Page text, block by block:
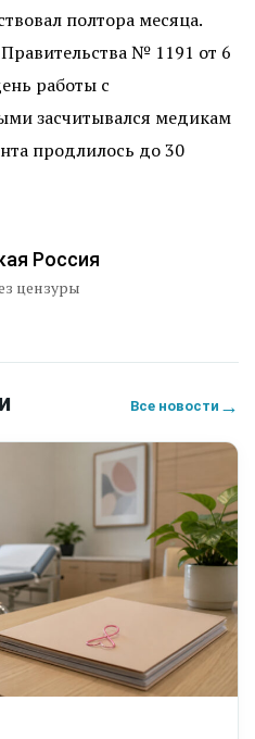
полтора месяца.
№ 1191 от 6
работы с
засчитывался медикам
продлилось до 30
Россия
цензуры
Все новости →